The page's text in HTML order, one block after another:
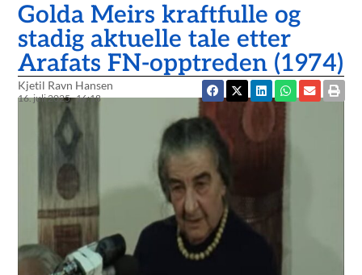
Golda Meirs kraftfulle og
stadig aktuelle tale etter
Arafats FN-opptreden (1974)
Kjetil Ravn Hansen
16. juli 2025 16:18